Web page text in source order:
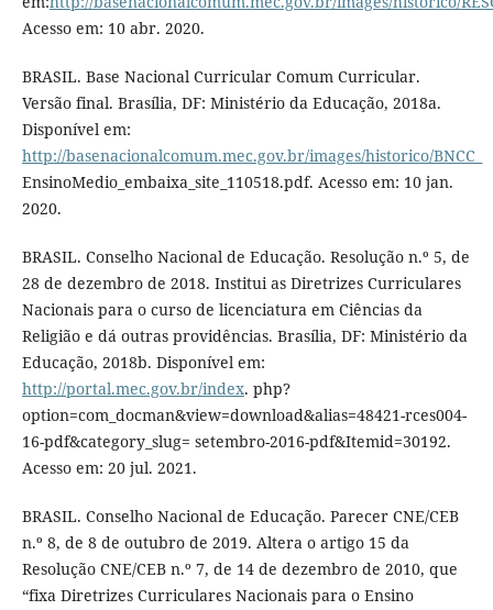
Acesso em: 10 abr. 2020.
BRASIL. Base Nacional Curricular Comum Curricular.
Versão final. Brasília, DF: Ministério da Educação, 2018a.
Disponível em:
http://basenacionalcomum.mec.gov.br/images/historico/BNCC_
EnsinoMedio_embaixa_site_110518.pdf. Acesso em: 10 jan.
2020.
BRASIL. Conselho Nacional de Educação. Resolução n.º 5, de
28 de dezembro de 2018. Institui as Diretrizes Curriculares
Nacionais para o curso de licenciatura em Ciências da
Religião e dá outras providências. Brasília, DF: Ministério da
Educação, 2018b. Disponível em:
http://portal.mec.gov.br/index. php?
option=com_docman&view=download&alias=48421-rces004-
16-pdf&category_slug= setembro-2016-pdf&Itemid=30192.
Acesso em: 20 jul. 2021.
BRASIL. Conselho Nacional de Educação. Parecer CNE/CEB
n.º 8, de 8 de outubro de 2019. Altera o artigo 15 da
Resolução CNE/CEB n.º 7, de 14 de dezembro de 2010, que
“fixa Diretrizes Curriculares Nacionais para o Ensino